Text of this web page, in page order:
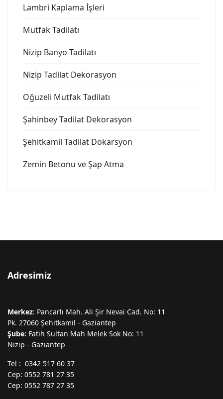
Lambri Kaplama İşleri
Mutfak Tadilatı
Nizip Banyo Tadilatı
Nizip Tadilat Dekorasyon
Oğuzeli Mutfak Tadilatı
Şahinbey Tadilat Dekorasyon
Şehitkamil Tadilat Dokarsyon
Zemin Betonu ve Şap Atma
Adresimiz
Merkez: Pancarlı Mah. Ali Şir Nevai Cad. No: 11
Pk. 27060 Şehitkamil - Gaziantep
Şube: Fatih Sultan Mah Melek Sok No: 11
Nizip - Gaziantep
Tel : 0342 517 60 37
Cep: 0552 781 27 35
Cep: 0552 787 27 35